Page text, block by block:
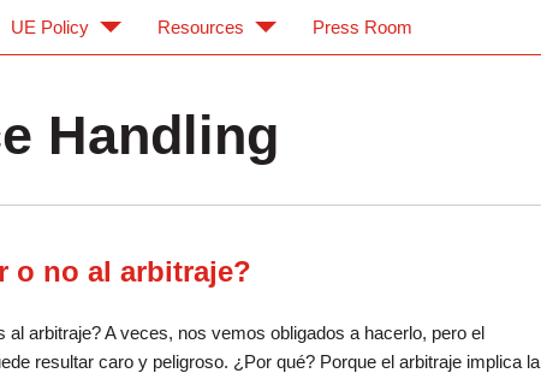
Handling
o no al arbitraje?
arbitraje? A veces, nos vemos obligados a hacerlo, pero el
resultar caro y peligroso. ¿Por qué? Porque el arbitraje implica la
UE Policy Resources Press Room